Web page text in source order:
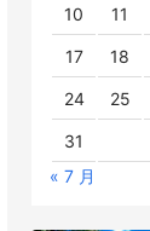
10 11
17 18
24 25
31
« 7 月